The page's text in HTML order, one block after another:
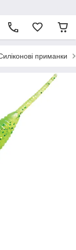
приманки